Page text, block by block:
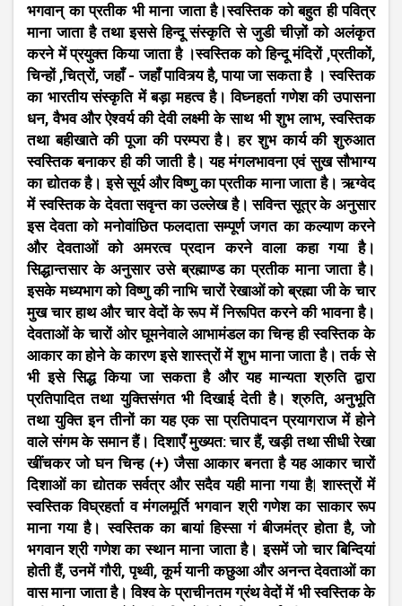
भगवान् का प्रतीक भी माना जाता है।स्वस्तिक को बहुत ही पवित्र
माना जाता है तथा इससे हिन्दू संस्कृति से जुडी चीज़ों को अलंकृत
करने में प्रयुक्त किया जाता है ।स्वस्तिक को हिन्दू मंदिरों ,प्रतीकों,
चिन्हों ,चित्रों, जहाँ - जहाँ पावित्र्य है, पाया जा सकता है । स्वस्तिक
का भारतीय संस्कृति में बड़ा महत्व है। विघ्नहर्ता गणेश की उपासना
धन, वैभव और ऐश्वर्य की देवी लक्ष्मी के साथ भी शुभ लाभ, स्वस्तिक
तथा बहीखाते की पूजा की परम्परा है। हर शुभ कार्य की शुरुआत
स्वस्तिक बनाकर ही की जाती है। यह मंगलभावना एवं सुख सौभाग्य
का द्योतक है। इसे सूर्य और विष्णु का प्रतीक माना जाता है। ऋग्वेद
में स्वस्तिक के देवता सवृन्त का उल्लेख है। सविन्त सूत्र के अनुसार
इस देवता को मनोवांछित फलदाता सम्पूर्ण जगत का कल्याण करने
और देवताओं को अमरत्व प्रदान करने वाला कहा गया है।
सिद्धान्तसार के अनुसार उसे ब्रह्माण्ड का प्रतीक माना जाता है।
इसके मध्यभाग को विष्णु की नाभि चारों रेखाओं को ब्रह्मा जी के चार
मुख चार हाथ और चार वेदों के रूप में निरूपित करने की भावना है।
देवताओं के चारों ओर घूमनेवाले आभामंडल का चिन्ह ही स्वस्तिक के
आकार का होने के कारण इसे शास्त्रों में शुभ माना जाता है। तर्क से
भी इसे सिद्ध किया जा सकता है और यह मान्यता श्रुति द्वारा
प्रतिपादित तथा युक्तिसंगत भी दिखाई देती है। श्रुति, अनुभूति
तथा युक्ति इन तीनों का यह एक सा प्रतिपादन प्रयागराज में होने
वाले संगम के समान हैं। दिशाएँ मुख्यत: चार हैं, खड़ी तथा सीधी रेखा
खींचकर जो घन चिन्ह (+) जैसा आकार बनता है यह आकार चारों
दिशाओं का द्योतक सर्वत्र और सदैव यही माना गया है| शास्त्रों में
स्वस्तिक विघ्रहर्ता व मंगलमूर्ति भगवान श्री गणेश का साकार रूप
माना गया है। स्वस्तिक का बायां हिस्सा गं बीजमंत्र होता है, जो
भगवान श्री गणेश का स्थान माना जाता है। इसमें जो चार बिन्दियां
होती हैं, उनमें गौरी, पृथ्वी, कूर्म यानी कछुआ और अनन्त देवताओं का
वास माना जाता है। विश्व के प्राचीनतम ग्रंथ वेदों में भी स्वस्तिक के